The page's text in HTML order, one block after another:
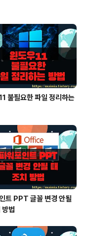
. 프
자
문
습니
크 옵
불필요한 파일 정리하는
트 PPT 글꼴 변경 안될
방법